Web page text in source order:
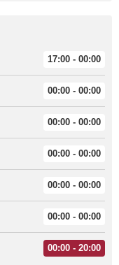
17:00 - 00:00
00:00 - 00:00
00:00 - 00:00
00:00 - 00:00
00:00 - 00:00
00:00 - 00:00
00:00 - 20:00